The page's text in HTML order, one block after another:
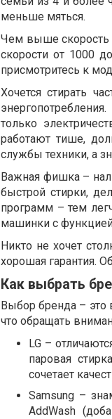
меньше мяться.
Чем выше скорость
скорости от 1000
присмотритесь к
Хочется стирать
только
работают тише,
службы техники, а
Важная фишка –
быстрой стирки,
программ – тем
машинки с
Никто не хочет
хорошая гарантия.
Как выбрать
Выбор бренда – это
что обращать
LG –
паровая
сочетает
Samsung –
AddWash